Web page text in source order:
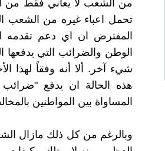
من الشعب لا يعاني فقط من
تحمل اعباء غيره من الشعب
المفترض ان اي دعم
الوطن والضرائب التي
شيء آخر. ألا أنه وفقاً لهذا
هذه الحالة ان يدفع
المساواة بين المواطنين
وبالرغم من كل ذلك مازال